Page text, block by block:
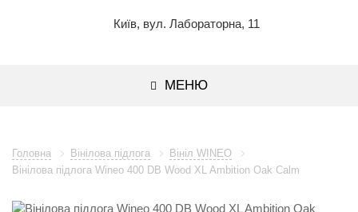
Київ, вул. Лабораторна, 11
МЕНЮ
Головна Вінілова підлога
Вініл WINEO
Вінілова підлога Wineo 400 DB Wood XL Ambition Oak Calm